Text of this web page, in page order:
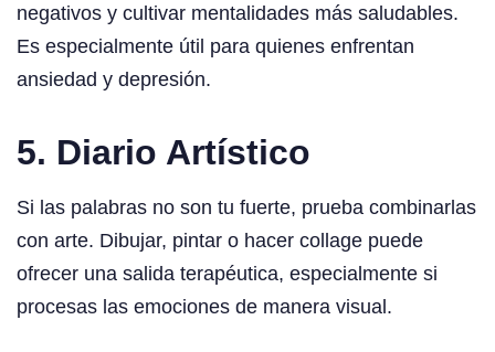
negativos y cultivar mentalidades más saludables.
Es especialmente útil para quienes enfrentan
ansiedad y depresión.
5. Diario Artístico
Si las palabras no son tu fuerte, prueba combinarlas
con arte. Dibujar, pintar o hacer collage puede
ofrecer una salida terapéutica, especialmente si
procesas las emociones de manera visual.